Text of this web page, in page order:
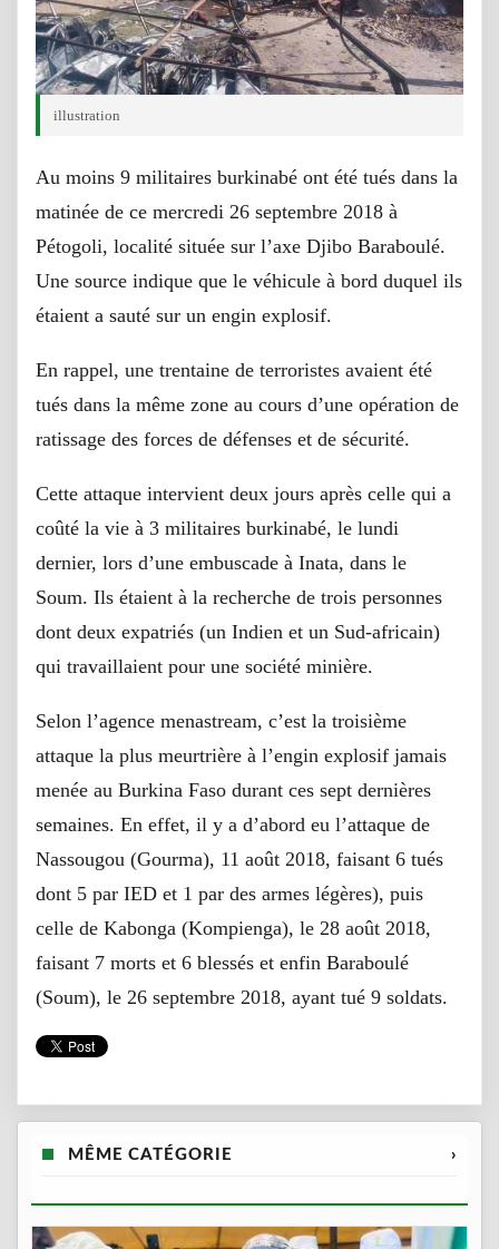
illustration
Au moins 9 militaires burkinabé ont été tués dans la
matinée de ce mercredi 26 septembre 2018 à
Pétogoli, localité située sur l’axe Djibo Baraboulé.
Une source indique que le véhicule à bord duquel ils
étaient a sauté sur un engin explosif.
En rappel, une trentaine de terroristes avaient été
tués dans la même zone au cours d’une opération de
ratissage des forces de défenses et de sécurité.
Cette attaque intervient deux jours après celle qui a
coûté la vie à 3 militaires burkinabé, le lundi
dernier, lors d’une embuscade à Inata, dans le
Soum. Ils étaient à la recherche de trois personnes
dont deux expatriés (un Indien et un Sud-africain)
qui travaillaient pour une société minière.
Selon l’agence menastream, c’est la troisième
attaque la plus meurtrière à l’engin explosif jamais
menée au Burkina Faso durant ces sept dernières
semaines. En effet, il y a d’abord eu l’attaque de
Nassougou (Gourma), 11 août 2018, faisant 6 tués
dont 5 par IED et 1 par des armes légères), puis
celle de Kabonga (Kompienga), le 28 août 2018,
faisant 7 morts et 6 blessés et enfin Baraboulé
(Soum), le 26 septembre 2018, ayant tué 9 soldats.
MÊME CATÉGORIE ›